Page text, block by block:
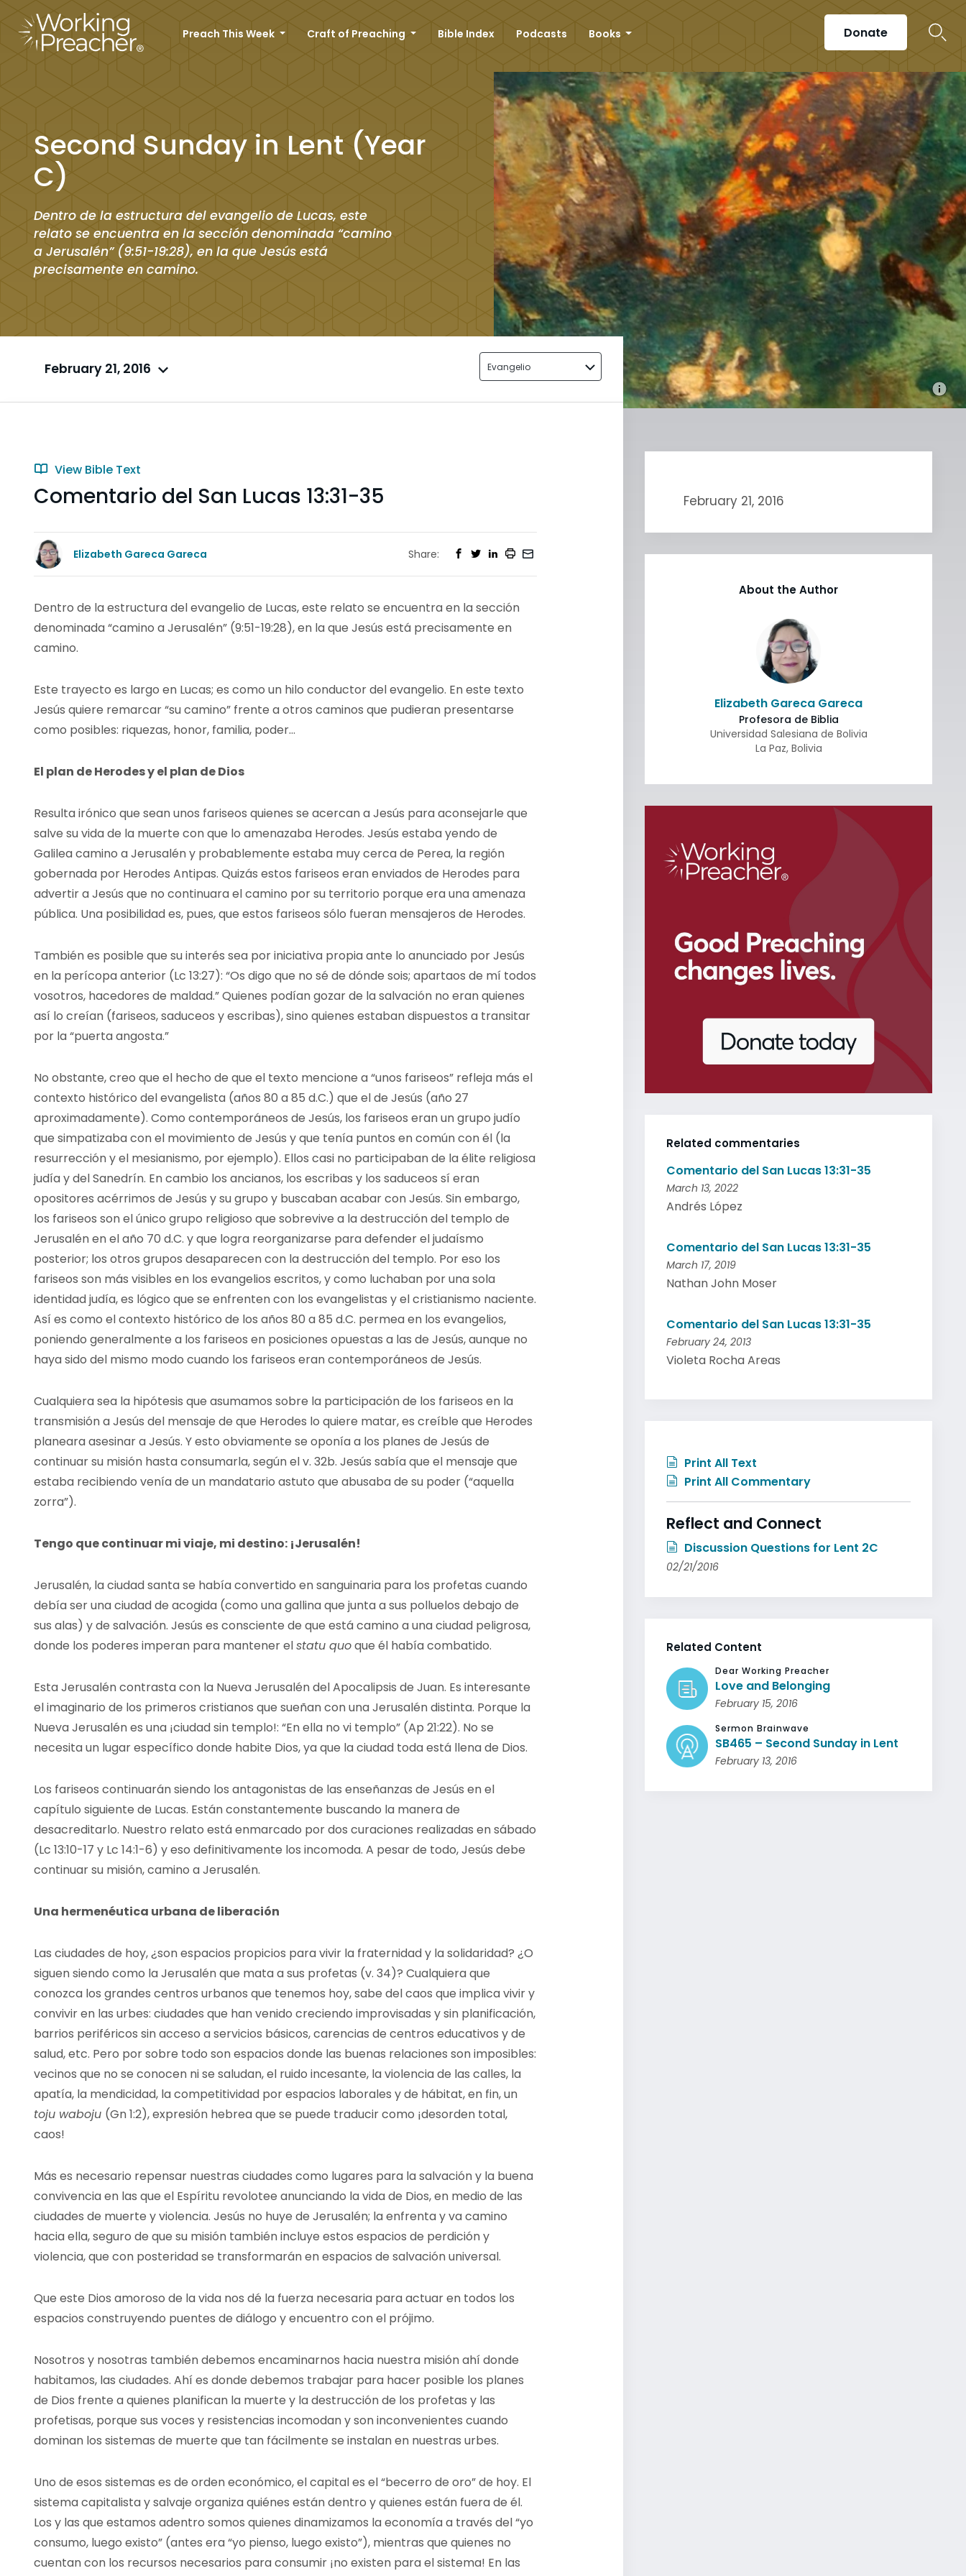
Preach This Week Craft of Preaching Bible Index Podcasts Books Donate
Second Sunday in Lent (Year
C)
Dentro de la estructura del evangelio de Lucas, este
relato se encuentra en la sección denominada “camino
a Jerusalén” (9:51-19:28), en la que Jesús está
precisamente en camino.
February 21, 2016 Evangelio
View Bible Text
Comentario del San Lucas 13:31-35
Elizabeth Gareca Gareca Share:
Dentro de la estructura del evangelio de Lucas, este relato se encuentra en la sección
denominada “camino a Jerusalén” (9:51-19:28), en la que Jesús está precisamente en
camino.
Este trayecto es largo en Lucas; es como un hilo conductor del evangelio. En este texto
Jesús quiere remarcar “su camino” frente a otros caminos que pudieran presentarse
como posibles: riquezas, honor, familia, poder…
El plan de Herodes y el plan de Dios
Resulta irónico que sean unos fariseos quienes se acercan a Jesús para aconsejarle que
salve su vida de la muerte con que lo amenazaba Herodes. Jesús estaba yendo de
Galilea camino a Jerusalén y probablemente estaba muy cerca de Perea, la región
gobernada por Herodes Antipas. Quizás estos fariseos eran enviados de Herodes para
advertir a Jesús que no continuara el camino por su territorio porque era una amenaza
pública. Una posibilidad es, pues, que estos fariseos sólo fueran mensajeros de Herodes.
También es posible que su interés sea por iniciativa propia ante lo anunciado por Jesús
en la perícopa anterior (Lc 13:27): “Os digo que no sé de dónde sois; apartaos de mí todos
vosotros, hacedores de maldad.” Quienes podían gozar de la salvación no eran quienes
así lo creían (fariseos, saduceos y escribas), sino quienes estaban dispuestos a transitar
por la “puerta angosta.”
No obstante, creo que el hecho de que el texto mencione a “unos fariseos” refleja más el
contexto histórico del evangelista (años 80 a 85 d.C.) que el de Jesús (año 27
aproximadamente). Como contemporáneos de Jesús, los fariseos eran un grupo judío
que simpatizaba con el movimiento de Jesús y que tenía puntos en común con él (la
resurrección y el mesianismo, por ejemplo). Ellos casi no participaban de la élite religiosa
judía y del Sanedrín. En cambio los ancianos, los escribas y los saduceos sí eran
opositores acérrimos de Jesús y su grupo y buscaban acabar con Jesús. Sin embargo,
los fariseos son el único grupo religioso que sobrevive a la destrucción del templo de
Jerusalén en el año 70 d.C. y que logra reorganizarse para defender el judaísmo
posterior; los otros grupos desaparecen con la destrucción del templo. Por eso los
fariseos son más visibles en los evangelios escritos, y como luchaban por una sola
identidad judía, es lógico que se enfrenten con los evangelistas y el cristianismo naciente.
Así es como el contexto histórico de los años 80 a 85 d.C. permea en los evangelios,
poniendo generalmente a los fariseos en posiciones opuestas a las de Jesús, aunque no
haya sido del mismo modo cuando los fariseos eran contemporáneos de Jesús.
Cualquiera sea la hipótesis que asumamos sobre la participación de los fariseos en la
transmisión a Jesús del mensaje de que Herodes lo quiere matar, es creíble que Herodes
planeara asesinar a Jesús. Y esto obviamente se oponía a los planes de Jesús de
continuar su misión hasta consumarla, según el v. 32b. Jesús sabía que el mensaje que
estaba recibiendo venía de un mandatario astuto que abusaba de su poder (“aquella
zorra”).
Tengo que continuar mi viaje, mi destino: ¡Jerusalén!
Jerusalén, la ciudad santa se había convertido en sanguinaria para los profetas cuando
debía ser una ciudad de acogida (como una gallina que junta a sus polluelos debajo de
sus alas) y de salvación. Jesús es consciente de que está camino a una ciudad peligrosa,
donde los poderes imperan para mantener elstatu quoque él había combatido.
Esta Jerusalén contrasta con la Nueva Jerusalén del Apocalipsis de Juan. Es interesante
el imaginario de los primeros cristianos que sueñan con una Jerusalén distinta. Porque la
Nueva Jerusalén es una ¡ciudad sin templo!: “En ella no vi templo” (Ap 21:22). No se
necesita un lugar específico donde habite Dios, ya que la ciudad toda está llena de Dios.
Los fariseos continuarán siendo los antagonistas de las enseñanzas de Jesús en el
capítulo siguiente de Lucas. Están constantemente buscando la manera de
desacreditarlo. Nuestro relato está enmarcado por dos curaciones realizadas en sábado
(Lc 13:10-17 y Lc 14:1-6) y eso definitivamente los incomoda. A pesar de todo, Jesús debe
continuar su misión, camino a Jerusalén.
Una hermenéutica urbana de liberación
Las ciudades de hoy, ¿son espacios propicios para vivir la fraternidad y la solidaridad? ¿O
siguen siendo como la Jerusalén que mata a sus profetas (v. 34)? Cualquiera que
conozca los grandes centros urbanos que tenemos hoy, sabe del caos que implica vivir y
convivir en las urbes: ciudades que han venido creciendo improvisadas y sin planificación,
barrios periféricos sin acceso a servicios básicos, carencias de centros educativos y de
salud, etc. Pero por sobre todo son espacios donde las buenas relaciones son imposibles:
vecinos que no se conocen ni se saludan, el ruido incesante, la violencia de las calles, la
apatía, la mendicidad, la competitividad por espacios laborales y de hábitat, en fin, un
toju waboju (Gn 1:2), expresión hebrea que se puede traducir como ¡desorden total,
caos!
Más es necesario repensar nuestras ciudades como lugares para la salvación y la buena
convivencia en las que el Espíritu revolotee anunciando la vida de Dios, en medio de las
ciudades de muerte y violencia. Jesús no huye de Jerusalén; la enfrenta y va camino
hacia ella, seguro de que su misión también incluye estos espacios de perdición y
violencia, que con posteridad se transformarán en espacios de salvación universal.
Que este Dios amoroso de la vida nos dé la fuerza necesaria para actuar en todos los
espacios construyendo puentes de diálogo y encuentro con el prójimo.
Nosotros y nosotras también debemos encaminarnos hacia nuestra misión ahí donde
habitamos, las ciudades. Ahí es donde debemos trabajar para hacer posible los planes
de Dios frente a quienes planifican la muerte y la destrucción de los profetas y las
profetisas, porque sus voces y resistencias incomodan y son inconvenientes cuando
dominan los sistemas de muerte que tan fácilmente se instalan en nuestras urbes.
Uno de esos sistemas es de orden económico, el capital es el “becerro de oro” de hoy. El
sistema capitalista y salvaje organiza quiénes están dentro y quienes están fuera de él.
Los y las que estamos adentro somos quienes dinamizamos la economía a través del “yo
consumo, luego existo” (antes era “yo pienso, luego existo”), mientras que quienes no
cuentan con los recursos necesarios para consumir ¡no existen para el sistema! En las
February 21, 2016
About the Author
Elizabeth Gareca Gareca
Profesora de Biblia
Universidad Salesiana de Bolivia
La Paz, Bolivia
Related commentaries
Comentario del San Lucas 13:31-35
March 13, 2022
Andrés López
Comentario del San Lucas 13:31-35
March 17, 2019
Nathan John Moser
Comentario del San Lucas 13:31-35
February 24, 2013
Violeta Rocha Areas
Print All Text
Print All Commentary
Reflect and Connect
Discussion Questions for Lent 2C
02/21/2016
Related Content
Dear Working Preacher
Love and Belonging
February 15, 2016
Sermon Brainwave
SB465 – Second Sunday in Lent
February 13, 2016